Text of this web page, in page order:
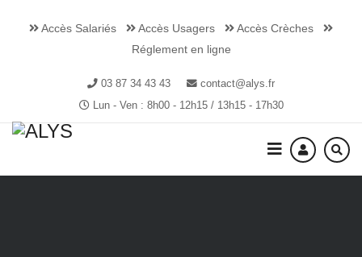
Accès Salariés Accès Usagers
Accès Crèches
Réglement en ligne
03 87 34 43 43
contact@alys.fr
Lun - Ven : 8h00 - 12h15 / 13h15 - 17h30